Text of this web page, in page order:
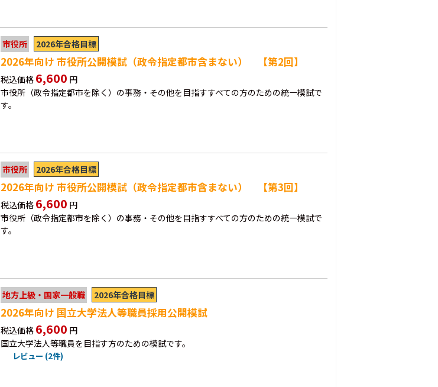
市役所 2026年合格目標
2026年向け 市役所公開模試（政令指定都市含まない） 【第2回】
税込価格 6,600 円
市役所（政令指定都市を除く）の事務・その他を目指すすべての方のための統一模試で
す。
市役所 2026年合格目標
2026年向け 市役所公開模試（政令指定都市含まない） 【第3回】
税込価格 6,600 円
市役所（政令指定都市を除く）の事務・その他を目指すすべての方のための統一模試で
す。
地方上級・国家一般職 2026年合格目標
2026年向け 国立大学法人等職員採用公開模試
税込価格 6,600 円
国立大学法人等職員を目指す方のための模試です。
レビュー (2件)